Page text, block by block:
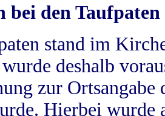
bei den Taufpaten
stand im
deshalb
zur
Hierbei wurde